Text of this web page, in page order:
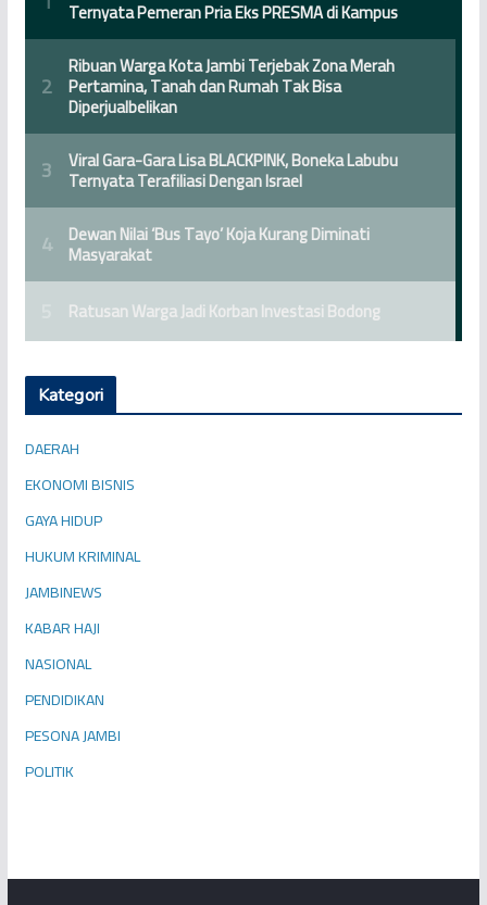
Kategori
DAERAH
EKONOMI BISNIS
GAYA HIDUP
HUKUM KRIMINAL
JAMBINEWS
KABAR HAJI
NASIONAL
PENDIDIKAN
PESONA JAMBI
POLITIK